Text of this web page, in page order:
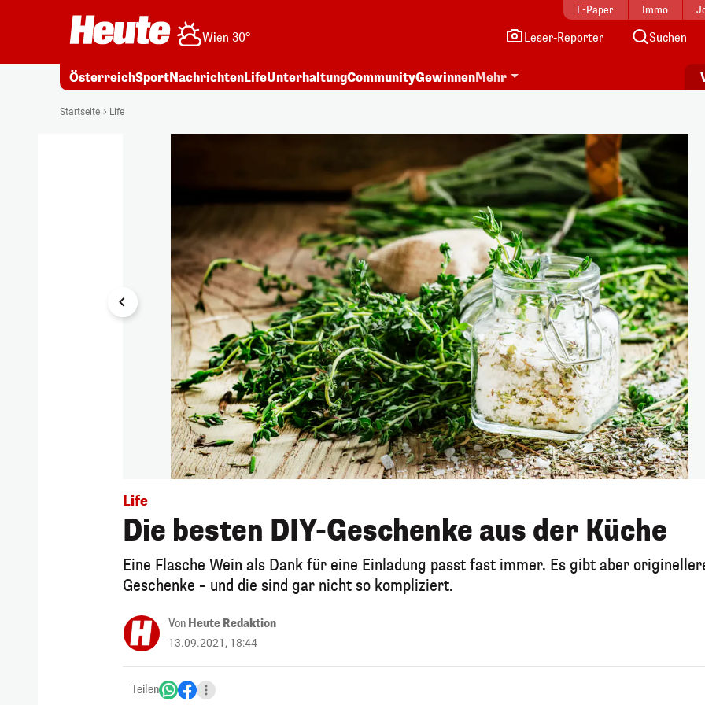
E-Paper Immo
Wien 30° Leser-Reporter Suchen
ÖsterreichSportNachrichtenLifeUnterhaltungCommunityGewinnenMehr
Startseite Life
Life
Die besten DIY-Geschenke aus der Küche
Eine Flasche Wein als Dank für eine Einladung passt fast immer. Es gibt aber
Geschenke – und die sind gar nicht so kompliziert.
Von Heute Redaktion
13.09.2021, 18:44
Teilen